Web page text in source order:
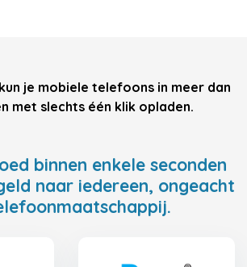
je mobiele telefoons in meer dan
met slechts één klik opladen.
binnen enkele seconden
naar iedereen, ongeacht